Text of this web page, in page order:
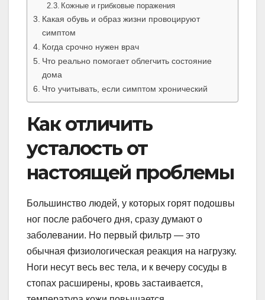
Кожные и грибковые поражения
Какая обувь и образ жизни провоцируют
симптом
Когда срочно нужен врач
Что реально помогает облегчить состояние
дома
Что учитывать, если симптом хронический
Как отличить
усталость от
настоящей проблемы
Большинство людей, у которых горят подошвы
ног после рабочего дня, сразу думают о
заболевании. Но первый фильтр — это
обычная физиологическая реакция на нагрузку.
Ноги несут весь вес тела, и к вечеру сосуды в
стопах расширены, кровь застаивается,